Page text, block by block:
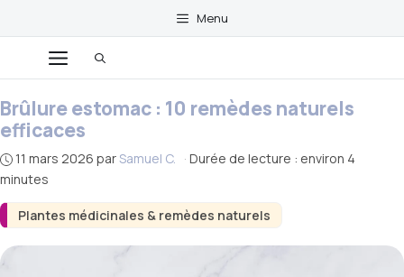
au
contenu
Menu
Menu
Plantes médicinales & remèdes naturels
Brûlure estomac : 10 remèdes naturels
efficaces
11 mars 2026 parSamuel C. · Durée de lecture : environ 4
minutes